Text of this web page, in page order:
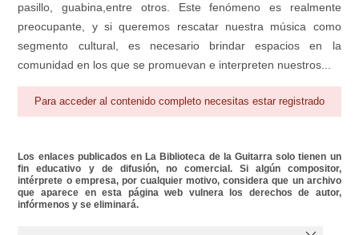
pasillo, guabina,entre otros. Este fenómeno es realmente
preocupante, y si queremos rescatar nuestra música como
segmento cultural, es necesario brindar espacios en la
comunidad en los que se promuevan e interpreten nuestros...
Para acceder al contenido completo necesitas estar registrado
Los enlaces publicados en La Biblioteca de la Guitarra solo tienen un
fin educativo y de difusión, no comercial. Si algún compositor,
intérprete o empresa, por cualquier motivo, considera que un archivo
que aparece en esta página web vulnera los derechos de autor,
infórmenos y se eliminará.